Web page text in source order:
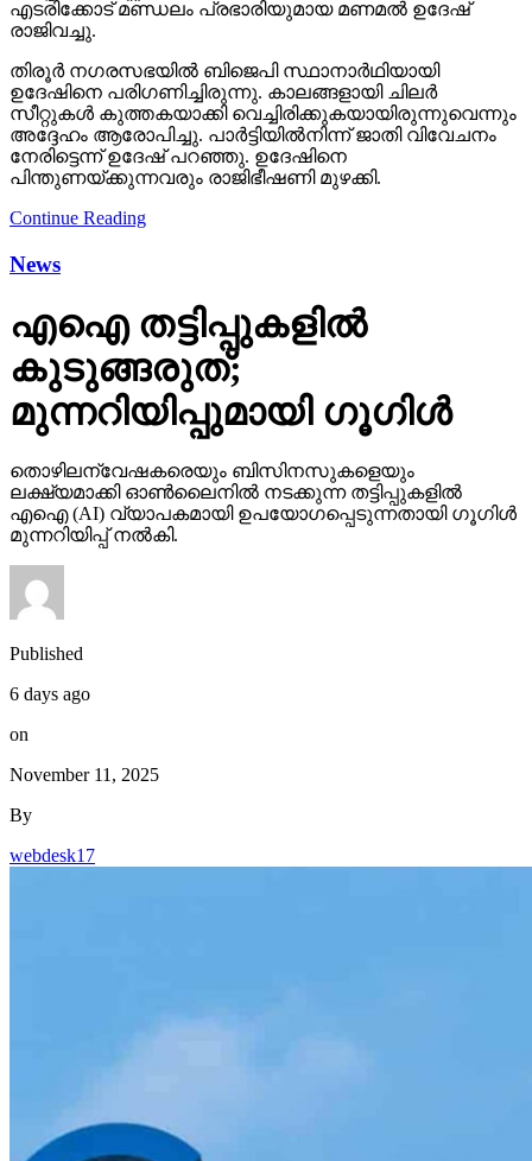
എടരിക്കോട് മണ്ഡലം പ്രഭാരിയുമായ മണമല്‍ ഉദേഷ്
രാജിവച്ചു.
തിരൂര്‍ നഗരസഭയില്‍ ബിജെപി സ്ഥാനാര്‍ഥിയായി
ഉദേഷിനെ പരിഗണിച്ചിരുന്നു. കാലങ്ങളായി ചിലര്‍
സീറ്റുകള്‍ കുത്തകയാക്കി വെച്ചിരിക്കുകയായിരുന്നുവെന്നും
അദ്ദേഹം ആരോപിച്ചു. പാര്‍ട്ടിയില്‍നിന്ന് ജാതി വിവേചനം
നേരിട്ടെന്ന് ഉദേഷ് പറഞ്ഞു. ഉദേഷിനെ
പിന്തുണയ്ക്കുന്നവരും രാജിഭീഷണി മുഴക്കി.
Continue Reading
News
എഐ തട്ടിപ്പുകളില്‍
കുടുങ്ങരുത്;
മുന്നറിയിപ്പുമായി ഗൂഗിള്‍
തൊഴിലന്വേഷകരെയും ബിസിനസുകളെയും
ലക്ഷ്യമാക്കി ഓണ്‍ലൈനില്‍ നടക്കുന്ന തട്ടിപ്പുകളില്‍
എഐ (AI) വ്യാപകമായി ഉപയോഗപ്പെടുന്നതായി ഗൂഗിള്‍
മുന്നറിയിപ്പ് നല്‍കി.
Published
6 days ago
on
November 11, 2025
By
webdesk17